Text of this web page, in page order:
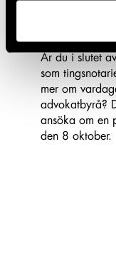
Lindahls
Är du i slutet
som
mer om
advokatbyrå?
ansöka om en
den 8 oktober.